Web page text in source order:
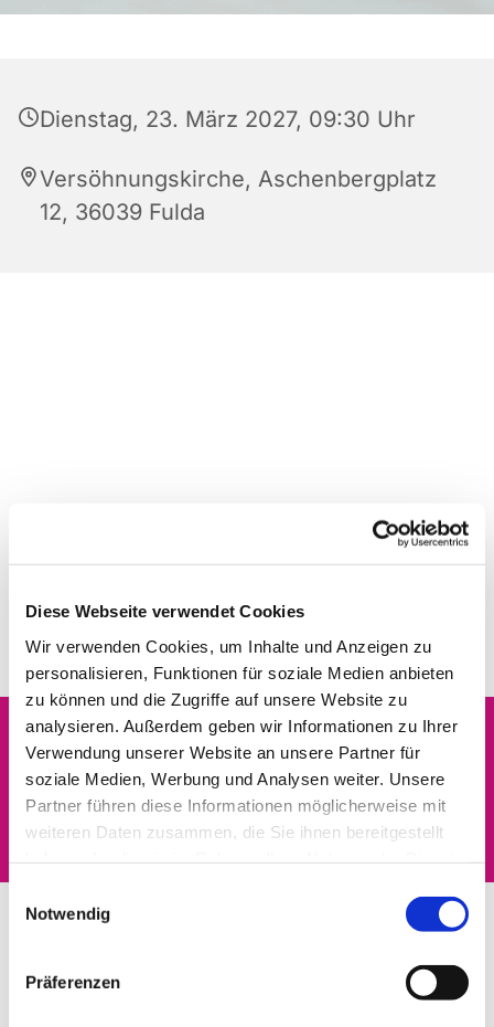
Diese Webseite verwendet Cookies
Wir verwenden Cookies, um Inhalte und Anzeigen zu
personalisieren, Funktionen für soziale Medien anbieten
zu können und die Zugriffe auf unsere Website zu
analysieren. Außerdem geben wir Informationen zu Ihrer
Verwendung unserer Website an unsere Partner für
soziale Medien, Werbung und Analysen weiter. Unsere
Partner führen diese Informationen möglicherweise mit
weiteren Daten zusammen, die Sie ihnen bereitgestellt
Notwendig
Präferenzen
Dienstag, 23. März 2027, 09:30 Uhr
Versöhnungskirche, Aschenbergplatz
12, 36039 Fulda
Dies könnte Sie auch
interessieren